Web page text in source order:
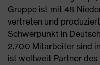
Gruppe ist mit 48
vertreten und
Schwerpunkt in
2.700 Mitarbeiter sind
ist weltweit Partner